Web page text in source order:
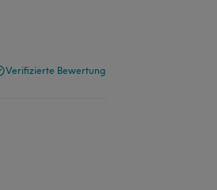
Verifizierte Bewertung